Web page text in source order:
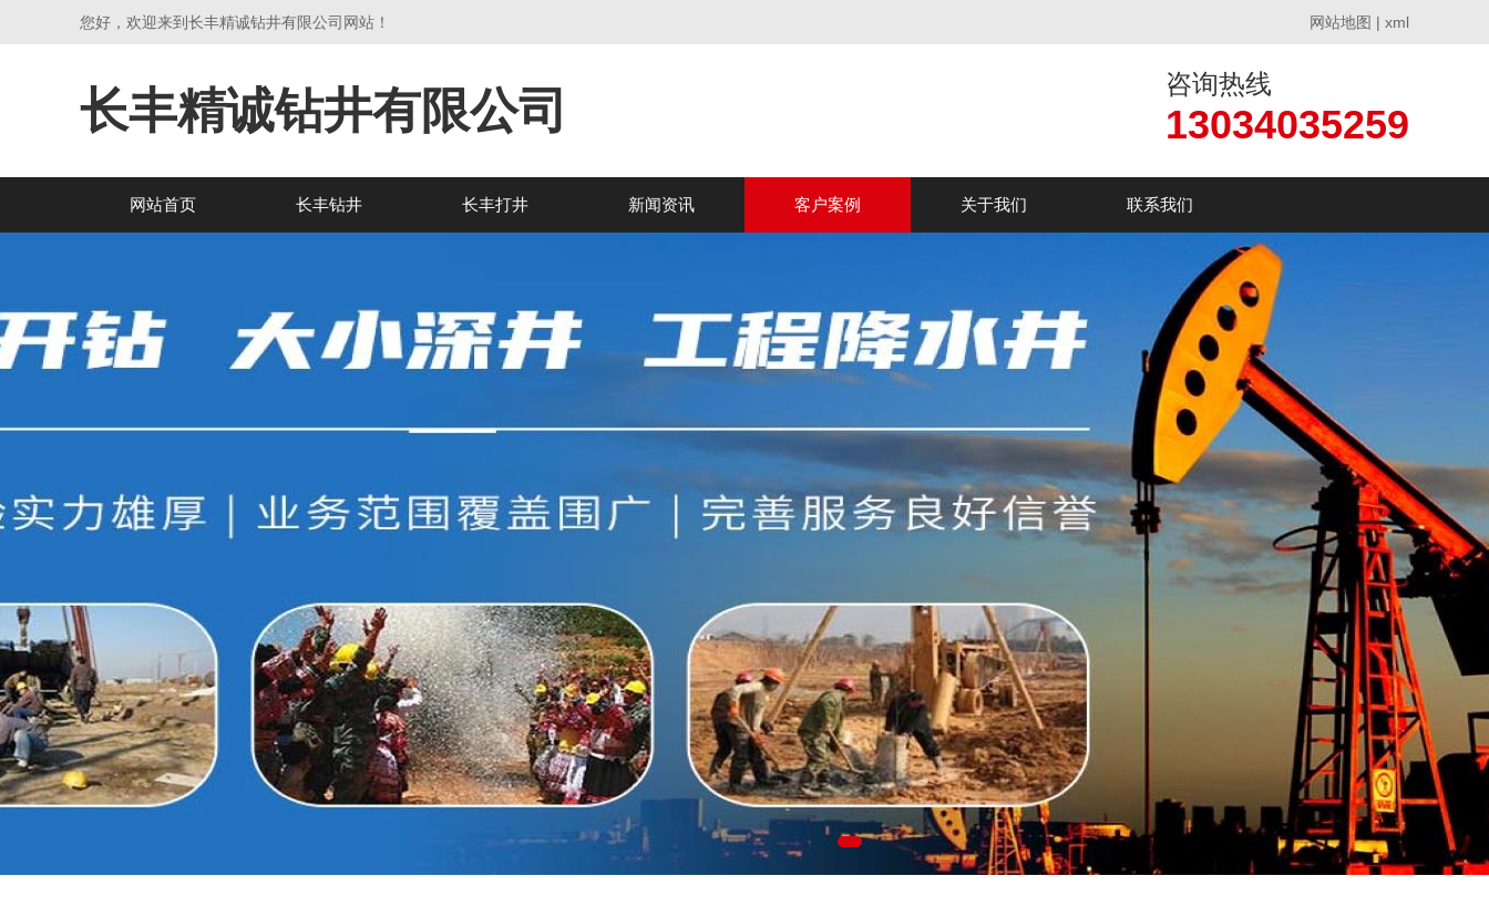
您好，欢迎来到长丰精诚钻井有限公司网站！ 网站地图 | xml
长丰精诚钻井有限公司 咨询热线
13034035259
网站首页 长丰钻井 长丰打井 新闻资讯 客户案例 关于我们 联系我们